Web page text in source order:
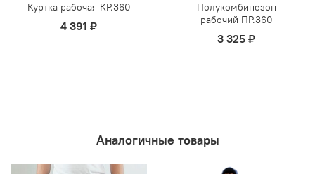
Куртка рабочая КР.360
4 391 ₽
Полукомбинезон
рабочий ПР.360
3 325 ₽
Аналогичные товары